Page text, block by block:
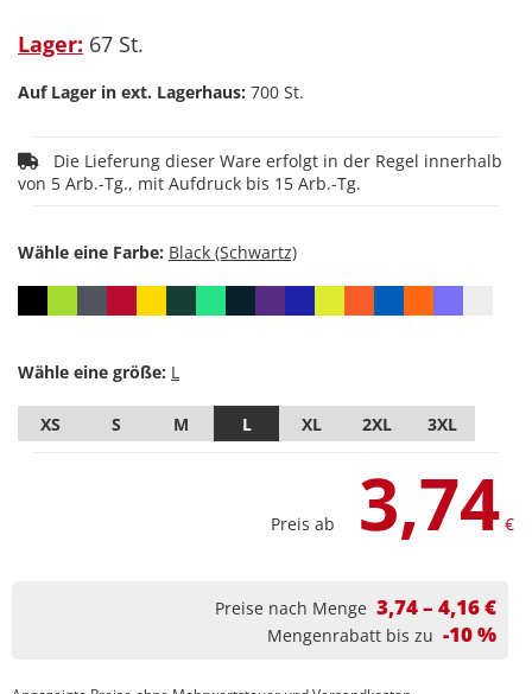
Lager: 67 St.
Auf Lager in ext. Lagerhaus: 700 St.
von 5 Arb.-Tg., mit Aufdruck bis 15 Arb.-Tg.
Wähle eine Farbe:
Wähle eine größe:
XS S M L XL 2XL 3XL
Preis ab 3,74 €
Preise nach Menge 3,74 – 4,16 €
Mengenrabatt bis zu -10 %